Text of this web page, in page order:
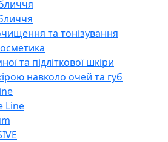
та тонізування
та підліткової шкіри
навколо очей та губ
Line